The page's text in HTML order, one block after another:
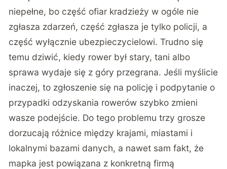
niepełne, bo część ofiar kradzieży w ogóle nie
zgłasza zdarzeń, część zgłasza je tylko policji, a
część wyłącznie ubezpieczycielowi. Trudno się
temu dziwić, kiedy rower był stary, tani albo
sprawa wydaje się z góry przegrana. Jeśli myślicie
inaczej, to zgłoszenie się na policję i podpytanie o
przypadki odzyskania rowerów szybko zmieni
wasze podejście. Do tego problemu trzy grosze
dorzucają różnice między krajami, miastami i
lokalnymi bazami danych, a nawet sam fakt, że
mapka jest powiązana z konkretną firmą